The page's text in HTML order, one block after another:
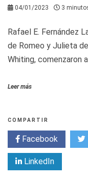
04/01/2023 3
Rafael E. Fernández
de Romeo y Julieta
Whiting, comenzaron
Leer más
COMPARTIR
Facebook
LinkedIn